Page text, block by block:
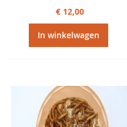
€ 12,00
In winkelwagen